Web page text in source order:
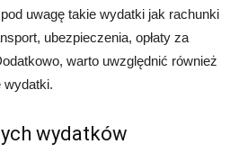
uwagę takie wydatki jak rachunki
ubezpieczenia, opłaty za
warto uwzględnić również
wydatki.
wydatków